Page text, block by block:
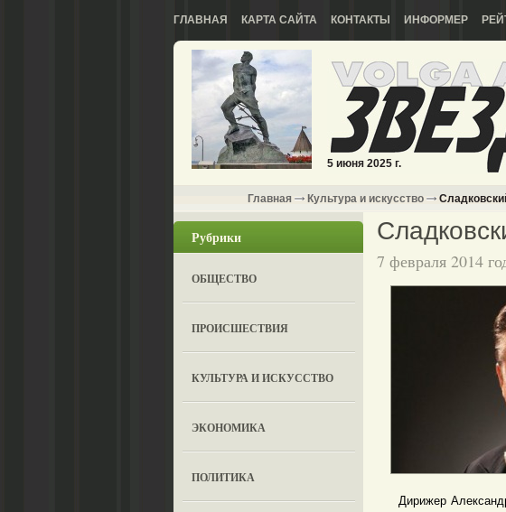
ГЛАВНАЯ КАРТА САЙТА КОНТАКТЫ ИНФОРМЕР
5 июня 2025 г.
Главная Культура и искусство
Рубрики
ОБЩЕСТВО
ПРОИСШЕСТВИЯ
КУЛЬТУРА И ИСКУССТВО
ЭКОНОМИКА
ПОЛИТИКА
7 февраля 2014
Дирижер Александр